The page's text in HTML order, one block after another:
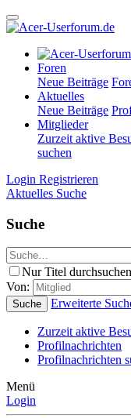
Foren
Neue Beiträge
Aktuelles
Neue Beiträge
Mitglieder
Zurzeit aktive
suchen
Login Registrieren
Aktuelles Suche
Suche
Nur Titel durchsuchen
Von:
Suche Erweiterte
Zurzeit aktive
Profilnachrichten
Profilnachrichten
Menü
Login